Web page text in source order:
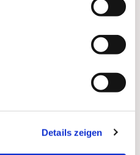
Details zeigen
Sie auch